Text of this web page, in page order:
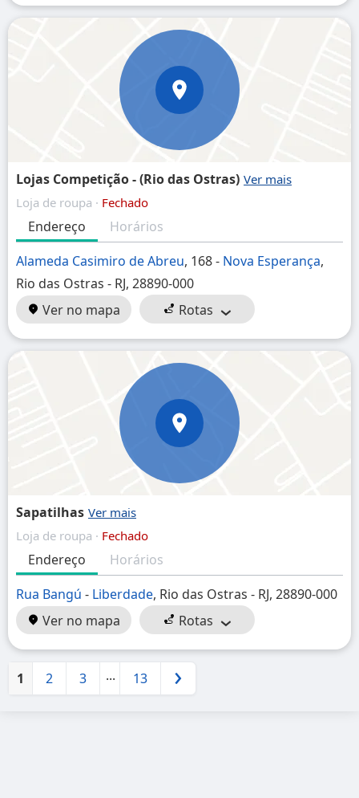
Lojas Competição - (Rio das Ostras)
Loja de roupa · Fechado
Endereço
Horários
Alameda Casimiro de Abreu, 168 - Nova Esperança,
Rio das Ostras - RJ, 28890-000
Ver no mapa
Rotas
Sapatilhas
Loja de roupa · Fechado
Endereço
Horários
Rua Bangú - Liberdade, Rio das Ostras - RJ, 28890-000
Ver no mapa
Rotas
1 2 3 ... 13 Próximo